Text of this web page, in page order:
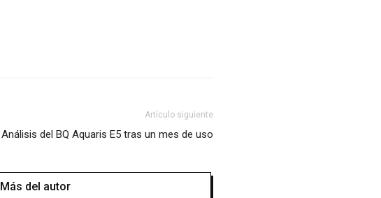
Artículo siguiente
Análisis del BQ Aquaris E5 tras un mes de uso
Más del autor